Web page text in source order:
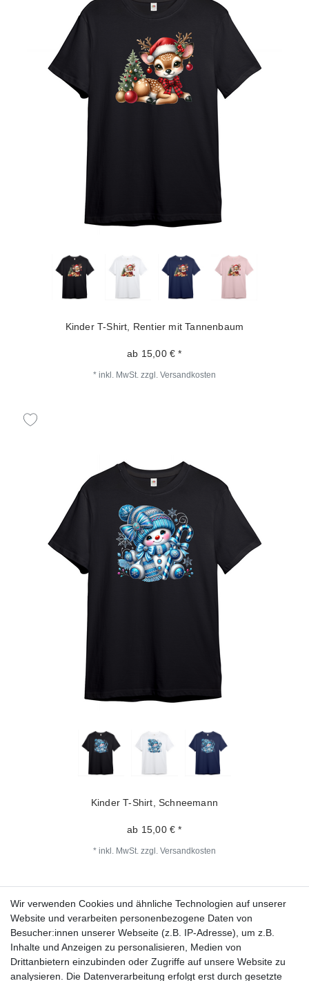
Kinder T-Shirt, Rentier mit Tannenbaum
ab 15,00 € *
* inkl. MwSt. zzgl. Versandkosten
Kinder T-Shirt, Schneemann
ab 15,00 € *
* inkl. MwSt. zzgl. Versandkosten
Fragen zur Bestellung?
Zahlungsarten
Wir verwenden Cookies und ähnliche Technologien auf unserer
Website und verarbeiten personenbezogene Daten von
Besucher:innen unserer Webseite (z.B. IP-Adresse), um z.B.
Inhalte und Anzeigen zu personalisieren, Medien von
Drittanbietern einzubinden oder Zugriffe auf unsere Website zu
analysieren. Die Datenverarbeitung erfolgt erst durch gesetzte